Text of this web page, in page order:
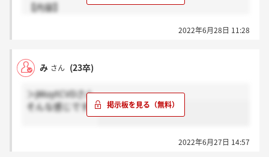
【内容】
半分である20分が逆質問(予想してなかったのでビビ
二次面接：業界&企業の志望動機(掘られるぞ～)、や
りたいこと、就活状況、逆質問
いこと、小中高時代 15分程度で終了(逆質問で＋10
分引き延ばした)
2022年6月28日 11:28
み さん (23卒)
＞jWuytCVDさん
そんな感じです。
2022年6月27日 14:57